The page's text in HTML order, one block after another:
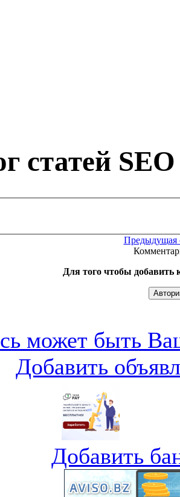
статей
Предыдущая
Для того чтобы добавить
может быть
Добавить
Добавить